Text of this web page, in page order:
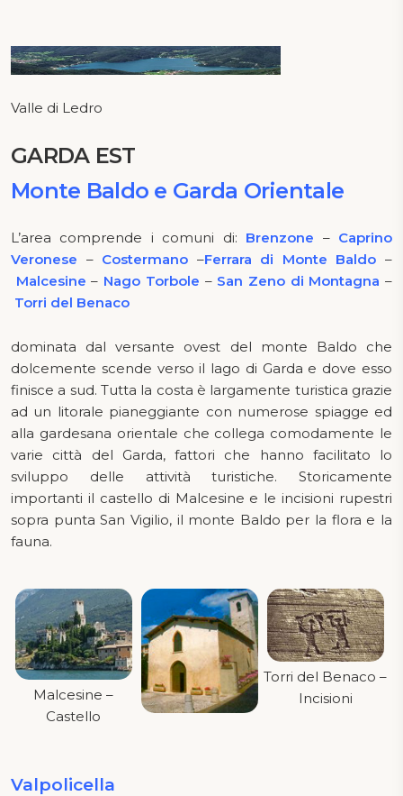
Valle di Ledro
GARDA EST
Monte Baldo e Garda Orientale
L’area comprende i comuni di: Brenzone – Caprino
Veronese – Costermano –Ferrara di Monte Baldo –
Malcesine – Nago Torbole – San Zeno di Montagna –
Torri del Benaco
dominata dal versante ovest del monte Baldo che
dolcemente scende verso il lago di Garda e dove esso
finisce a sud. Tutta la costa è largamente turistica grazie
ad un litorale pianeggiante con numerose spiagge ed
alla gardesana orientale che collega comodamente le
varie città del Garda, fattori che hanno facilitato lo
sviluppo delle attività turistiche. Storicamente
importanti il castello di Malcesine e le incisioni rupestri
sopra punta San Vigilio, il monte Baldo per la flora e la
fauna.
Malcesine –
Castello
Torri del Benaco –
Incisioni
Valpolicella